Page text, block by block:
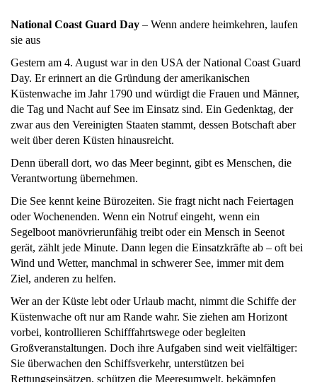
National Coast Guard Day – Wenn andere heimkehren, laufen
sie aus
Gestern am 4. August war in den USA der National Coast Guard
Day. Er erinnert an die Gründung der amerikanischen
Küstenwache im Jahr 1790 und würdigt die Frauen und Männer,
die Tag und Nacht auf See im Einsatz sind. Ein Gedenktag, der
zwar aus den Vereinigten Staaten stammt, dessen Botschaft aber
weit über deren Küsten hinausreicht.
Denn überall dort, wo das Meer beginnt, gibt es Menschen, die
Verantwortung übernehmen.
Die See kennt keine Bürozeiten. Sie fragt nicht nach Feiertagen
oder Wochenenden. Wenn ein Notruf eingeht, wenn ein
Segelboot manövrierunfähig treibt oder ein Mensch in Seenot
gerät, zählt jede Minute. Dann legen die Einsatzkräfte ab – oft bei
Wind und Wetter, manchmal in schwerer See, immer mit dem
Ziel, anderen zu helfen.
Wer an der Küste lebt oder Urlaub macht, nimmt die Schiffe der
Küstenwache oft nur am Rande wahr. Sie ziehen am Horizont
vorbei, kontrollieren Schifffahrtswege oder begleiten
Großveranstaltungen. Doch ihre Aufgaben sind weit vielfältiger:
Sie überwachen den Schiffsverkehr, unterstützen bei
Rettungseinsätzen, schützen die Meeresumwelt, bekämpfen